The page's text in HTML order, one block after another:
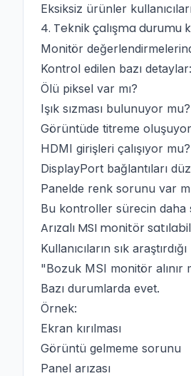
Eksiksiz ürünler
4. Teknik çalışma durumu
Monitör
Kontrol edilen bazı detaylar:
Ölü piksel var mı?
Işık sızması bulunuyor mu?
Görüntüde titreme
HDMI girişleri çalışıyor mu?
DisplayPort bağlantıları
Panelde renk sorunu var
Bu kontroller sürecin daha
Arızalı MSI monitör
Kullanıcıların sık
"Bozuk MSI monitör alınır
Bazı durumlarda evet.
Örnek:
Ekran kırılması
Görüntü gelmeme sorunu
Panel arızası